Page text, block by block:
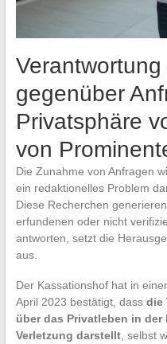
gegenüber
Privatsphäre
von
Die Zunahme von Anfragen
ein redaktionelles Problem
Diese Recherchen
erfundenen oder nicht
antworten, setzt die
aus.
Der Kassationshof hat in
April 2023 bestätigt, dass die
über das Privatleben in
Verletzung darstellt, selbst